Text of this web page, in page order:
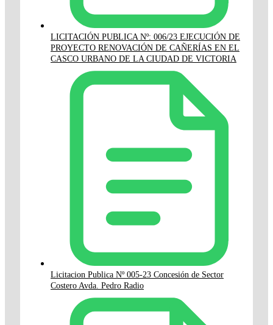
LICITACIÓN PUBLICA Nº: 006/23 EJECUCIÓN DE
PROYECTO RENOVACIÓN DE CAÑERÍAS EN EL
CASCO URBANO DE LA CIUDAD DE VICTORIA
Licitacion Publica Nº 005-23 Concesión de Sector
Costero Avda. Pedro Radio